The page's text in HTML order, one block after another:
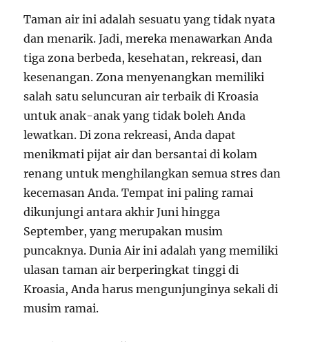
Taman air ini adalah sesuatu yang tidak nyata
dan menarik. Jadi, mereka menawarkan Anda
tiga zona berbeda, kesehatan, rekreasi, dan
kesenangan. Zona menyenangkan memiliki
salah satu seluncuran air terbaik di Kroasia
untuk anak-anak yang tidak boleh Anda
lewatkan. Di zona rekreasi, Anda dapat
menikmati pijat air dan bersantai di kolam
renang untuk menghilangkan semua stres dan
kecemasan Anda. Tempat ini paling ramai
dikunjungi antara akhir Juni hingga
September, yang merupakan musim
puncaknya. Dunia Air ini adalah yang memiliki
ulasan taman air berperingkat tinggi di
Kroasia, Anda harus mengunjunginya sekali di
musim ramai.